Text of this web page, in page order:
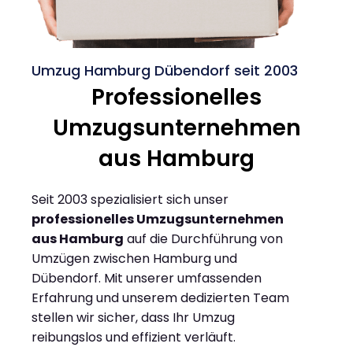
Umzug Hamburg Dübendorf seit 2003
Professionelles
Umzugsunternehmen
aus Hamburg
Seit 2003 spezialisiert sich unser
professionelles Umzugsunternehmen
aus Hamburg auf die Durchführung von
Umzügen zwischen Hamburg und
Dübendorf. Mit unserer umfassenden
Erfahrung und unserem dedizierten Team
stellen wir sicher, dass Ihr Umzug
reibungslos und effizient verläuft.